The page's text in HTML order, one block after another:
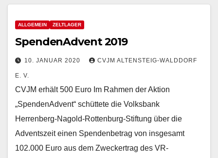
ALLGEMEIN ZELTLAGER
SpendenAdvent 2019
10. JANUAR 2020 CVJM ALTENSTEIG-WALDDORF
E. V.
CVJM erhält 500 Euro Im Rahmen der Aktion
„SpendenAdvent“ schüttete die Volksbank
Herrenberg-Nagold-Rottenburg-Stiftung über die
Adventszeit einen Spendenbetrag von insgesamt
102.000 Euro aus dem Zweckertrag des VR-